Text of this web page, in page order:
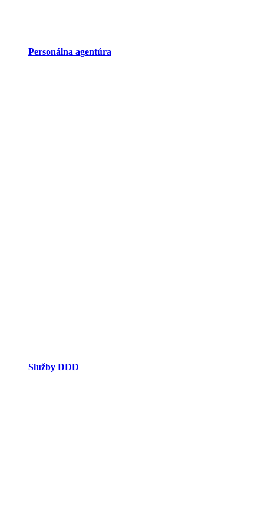
Personálna agentúra
Služby DDD